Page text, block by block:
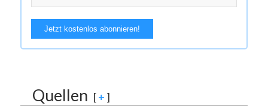
Quellen [+ ]